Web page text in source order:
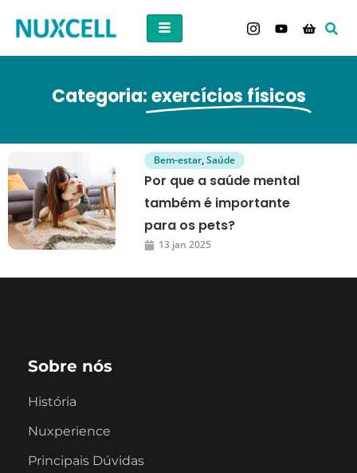
Categoria:exercícios físicos
Bem-estar,Saúde
Por que a saúde mental
também é importante
para os pets?
13 jan 2025
Sobre nós
História
Nuxperience
Principais Dúvidas